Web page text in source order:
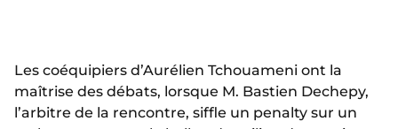
Les coéquipiers d’Aurélien Tchouameni ont la
maîtrise des débats, lorsque M. Bastien Dechepy,
l’arbitre de la rencontre, siffle un penalty sur un